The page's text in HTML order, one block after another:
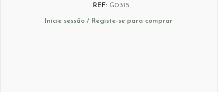
REF: G0315
Inicie sessão / Registe-se para comprar